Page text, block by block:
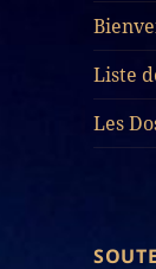
Liste
Les